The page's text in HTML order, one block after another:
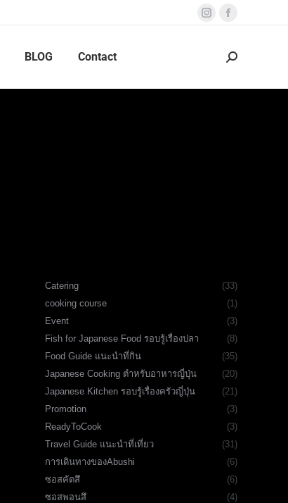
Instagram
opens
Facebook
opens
BLOG Contact Search:
Catering
(33)
cooking course
(1)
Event
(3)
Fish for Japanese Food รอบรู้เรื่องปลา
(8)
Food Guide แนะนำที่กิน
(35)
Japanese Cooking ตำหรับอาหารญี่ปุ่น
(20)
Japanese Kitchen รอบรู้เรื่องครัวญี่ปุ่น
(21)
Promotion
(3)
ReadyToCook
(3)
Travel Guide แนะนำที่เที่ยว
(31)
การเดินทางของAbushi
(6)
ซอสคัตสึ
(6)
ซอสพอนสึ
(4)